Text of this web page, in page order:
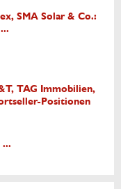
SMA Solar & Co.:
TAG Immobilien,
Positionen